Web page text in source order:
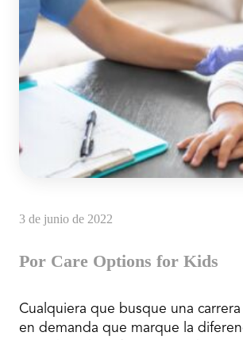
3 de junio de 2022
Por Care Options for Kids
Cualquiera que busque una
en demanda que marque la